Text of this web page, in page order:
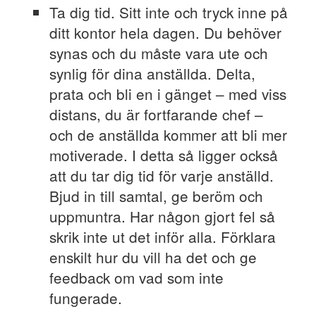
Ta dig tid. Sitt inte och tryck inne på
ditt kontor hela dagen. Du behöver
synas och du måste vara ute och
synlig för dina anställda. Delta,
prata och bli en i gänget – med viss
distans, du är fortfarande chef –
och de anställda kommer att bli mer
motiverade. I detta så ligger också
att du tar dig tid för varje anställd.
Bjud in till samtal, ge beröm och
uppmuntra. Har någon gjort fel så
skrik inte ut det inför alla. Förklara
enskilt hur du vill ha det och ge
feedback om vad som inte
fungerade.